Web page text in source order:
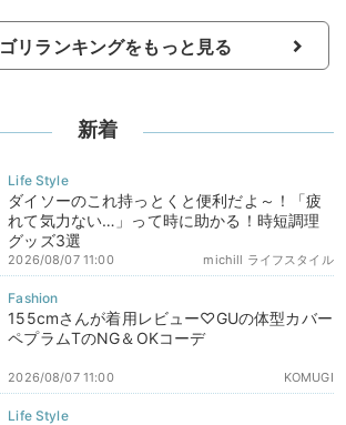
リランキングをもっと見る
新着
ダイソーのこれ持っとくと便利だよ～！「疲
れて気力ない…」って時に助かる！時短調理
グッズ3選
michill ライフスタイル
2026/08/07 11:00
155cmさんが着用レビュー♡GUの体型カバー
ペプラムTのNG＆OKコーデ
KOMUGI
2026/08/07 11:00